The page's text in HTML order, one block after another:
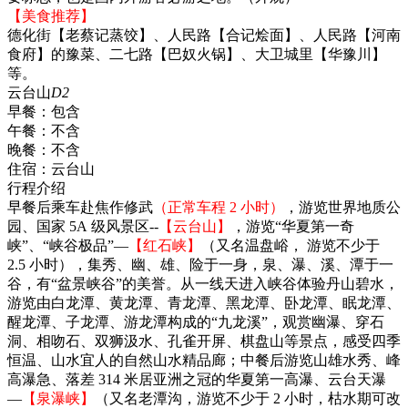
【美食推荐】
德化街【老蔡记蒸饺】、人民路【合记烩面】、人民路【河南
食府】的豫菜、二七路【巴奴火锅】、大卫城里【华豫川】
等。
云台山D2
早餐： 包含
午餐： 不含
晚餐： 不含
住宿： 云台山
行程介绍
早餐后乘车赴焦作修武 （正常车程 2 小时）
，游览世界地质公
园、国家 5A 级风景区-- 【云台山】
，游览“华夏第一奇
峡”、“峡谷极品”― 【红石峡】
（又名温盘峪， 游览不少于
2.5 小时），集秀、幽、雄、险于一身，泉、瀑、溪、潭于一
谷，有“盆景峡谷”的美誉。从一线天进入峡谷体验丹山碧水，
游览由白龙潭、黄龙潭、青龙潭、黑龙潭、卧龙潭、眠龙潭、
醒龙潭、子龙潭、游龙潭构成的“九龙溪”，观赏幽瀑、穿石
洞、相吻石、双狮汲水、孔雀开屏、棋盘山等景点，感受四季
恒温、山水宜人的自然山水精品廊；中餐后游览山雄水秀、峰
高瀑急、落差 314 米居亚洲之冠的华夏第一高瀑、云台天瀑
― 【泉瀑峡】
（又名老潭沟，游览不少于 2 小时，枯水期可改